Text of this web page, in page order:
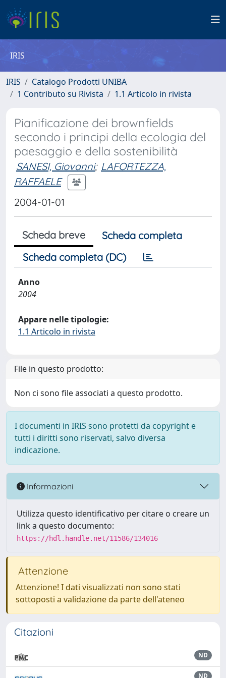
IRIS
IRIS
Catalogo Prodotti UNIBA
1 Contributo su Rivista
1.1 Articolo in rivista
Pianificazione dei brownfields
secondo i principi della ecologia del
paesaggio e della sostenibilità
SANESI, Giovanni; LAFORTEZZA,
RAFFAELE
2004-01-01
Scheda breve
Scheda completa
Scheda completa (DC)
Anno
2004
Appare nelle tipologie:
1.1 Articolo in rivista
File in questo prodotto:
Non ci sono file associati a questo prodotto.
I documenti in IRIS sono protetti da copyright e
tutti i diritti sono riservati, salvo diversa
indicazione.
Informazioni
Utilizza questo identificativo per citare o creare un
link a questo documento:
https://hdl.handle.net/11586/134016
Attenzione
Attenzione! I dati visualizzati non sono stati
sottoposti a validazione da parte dell'ateneo
Citazioni
ND
ND